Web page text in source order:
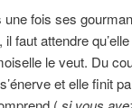
fois ses
il faut attendre
le veut. Du
et elle finit